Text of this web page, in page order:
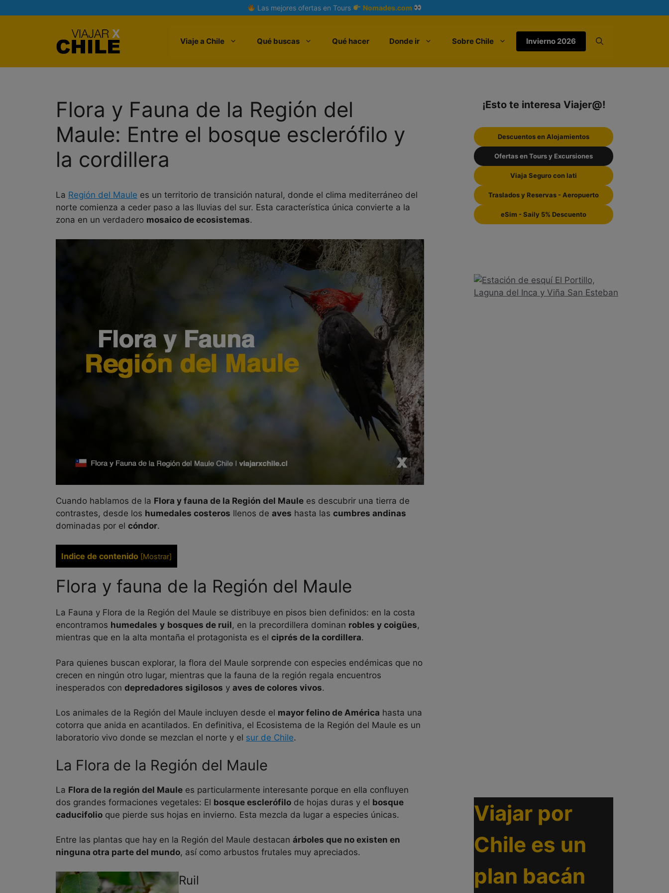
to
Las mejores ofertas en Tours Nomades.com
Viaje a Chile Qué buscas Qué hacer Donde ir Sobre Chile Invierno 2026
Flora y Fauna de la Región del
Maule: Entre el bosque esclerófilo y
la cordillera
La Región del Maule es un territorio de transición natural, donde el clima mediterráneo del
norte comienza a ceder paso a las lluvias del sur. Esta característica única convierte a la
zona en un verdadero mosaico de ecosistemas.
Cuando hablamos de la Flora y fauna de la Región del Maule es descubrir una tierra de
contrastes, desde los humedales costeros llenos de aves hasta las cumbres andinas
dominadas por el cóndor.
Indice de contenido Mostrar]
Flora y fauna de la Región del Maule
La Fauna y Flora de la Región del Maule se distribuye en pisos bien definidos: en la costa
encontramos humedales y bosques de ruil, en la precordillera dominan robles y coigües,
mientras que en la alta montaña el protagonista es el ciprés de la cordillera.
Para quienes buscan explorar, la flora del Maule sorprende con especies endémicas que no
crecen en ningún otro lugar, mientras que la fauna de la región regala encuentros
inesperados con depredadores sigilosos y aves de colores vivos.
Los animales de la Región del Maule incluyen desde el mayor felino de América hasta una
cotorra que anida en acantilados. En definitiva, el Ecosistema de la Región del Maule es un
laboratorio vivo donde se mezclan el norte y el sur de Chile.
La Flora de la Región del Maule
La Flora de la región del Maule es particularmente interesante porque en ella confluyen
dos grandes formaciones vegetales: El bosque esclerófilo de hojas duras y el bosque
caducifolio que pierde sus hojas en invierno. Esta mezcla da lugar a especies únicas.
Entre las plantas que hay en la Región del Maule destacan árboles que no existen en
ninguna otra parte del mundo, así como arbustos frutales muy apreciados.
Ruil
¡Esto te interesa Viajer@!
Descuentos en Alojamientos
Ofertas en Tours y Excursiones
Viaja Seguro con Iati
Traslados y Reservas - Aeropuerto
eSim - Saily 5% Descuento
Viajar por
Chile es un
plan bacán